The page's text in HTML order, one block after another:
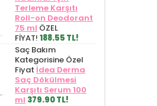
Terleme Karşıtı
Roll-on Deodorant
75 ml ÖZEL
FİYAT! 188.55 TL!
Saç Bakım
Kategorisine Özel
Fiyat İdea Derma
Saç Dökülmesi
Karşıtı Serum 100
ml 379.90 TL!